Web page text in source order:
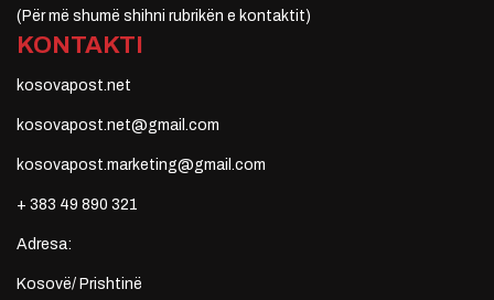
(Për më shumë shihni rubrikën e kontaktit)
KONTAKTI
kosovapost.net
kosovapost.net@gmail.com
kosovapost.marketing@gmail.com
+ 383 49 890 321
Adresa:
Kosovë/ Prishtinë